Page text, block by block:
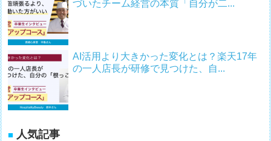
づいたチーム経営の本質「自分が二...
AI活用より大きかった変化とは？楽天17年
の一人店長が研修で見つけた、自...
人気記事